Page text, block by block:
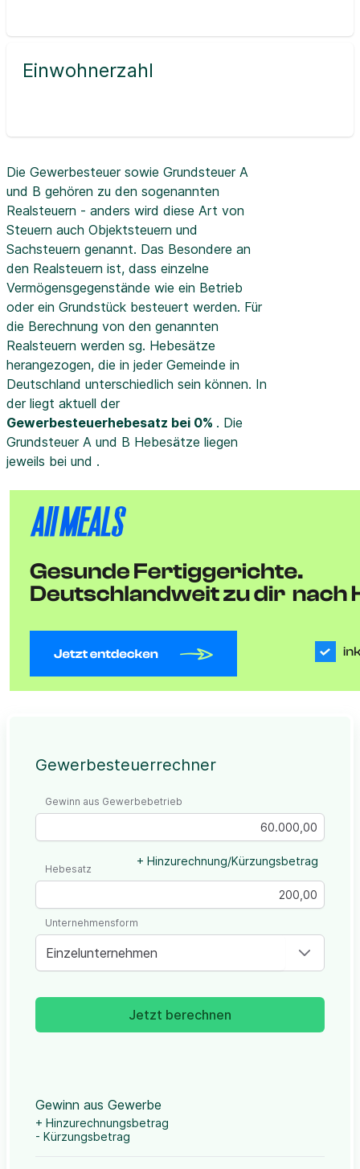
Einwohnerzahl
Die Gewerbesteuer sowie Grundsteuer A
und B gehören zu den sogenannten
Realsteuern - anders wird diese Art von
Steuern auch Objektsteuern und
Sachsteuern genannt. Das Besondere an
den Realsteuern ist, dass einzelne
Vermögensgegenstände wie ein Betrieb
oder ein Grundstück besteuert werden. Für
die Berechnung von den genannten
Realsteuern werden sg. Hebesätze
herangezogen, die in jeder Gemeinde in
Deutschland unterschiedlich sein können. In
der liegt aktuell der
Gewerbesteuerhebesatz bei 0% . Die
Grundsteuer A und B Hebesätze liegen
jeweils bei und .
Gewerbesteuerrechner
Gewinn aus Gewerbebetrieb
+ Hinzurechnung/Kürzungsbetrag
Hebesatz
Einzelunternehmen
Unternehmensform
Jetzt berechnen
Gewinn aus Gewerbe
+ Hinzurechnungsbetrag
- Kürzungsbetrag